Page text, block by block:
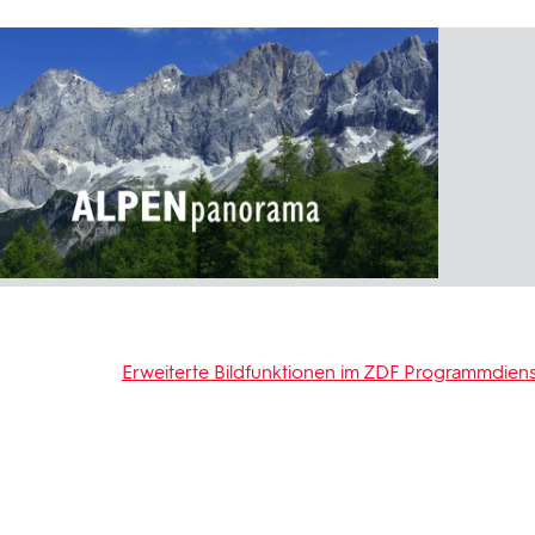
Erweiterte Bildfunktionen im ZDF